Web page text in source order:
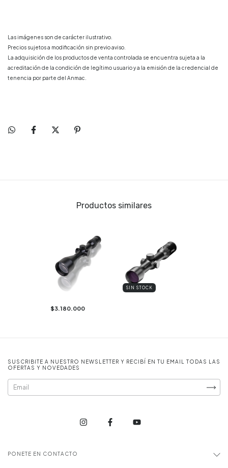
Las imágenes son de carácter ilustrativo.
Precios sujetos a modificación sin previo aviso.
La adquisición de los productos de venta controlada se encuentra sujeta a la
acreditación de la condición de legítimo usuario y a la emisión de la credencial de
tenencia por parte del Anmac.
Productos similares
$3.180.000
SIN STOCK
SUSCRIBITE A NUESTRO NEWSLETTER Y RECIBÍ EN TU EMAIL TODAS LAS
OFERTAS Y NOVEDADES
PONETE EN CONTACTO